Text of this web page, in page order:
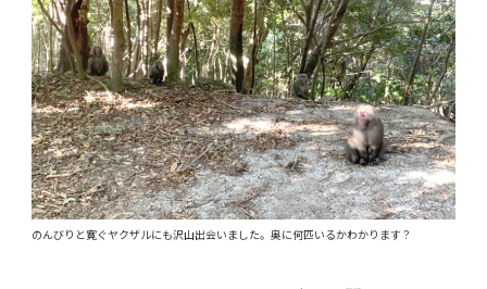
のんびりと寛ぐヤクザルにも沢山出会いました。奥に何匹いるかわかります？